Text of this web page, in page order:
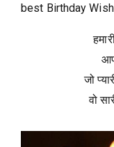
best Birthday
जो
वो